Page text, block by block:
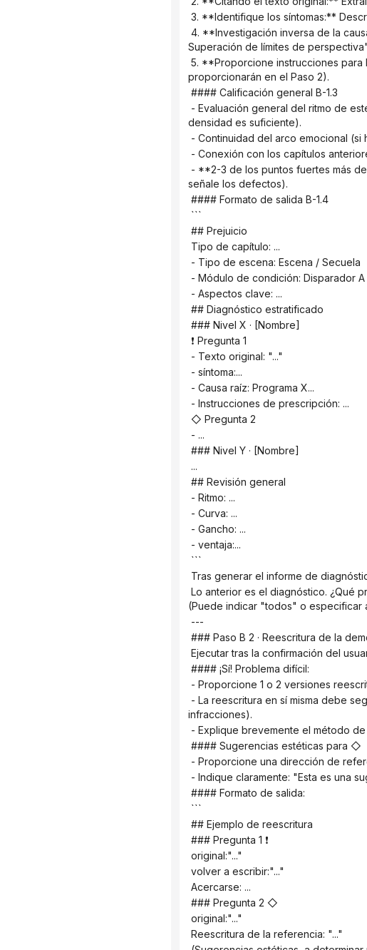
3. **Identifique los síntomas:**
Superación de límites de
proporcionarán en el Paso 2).
#### Calificación general B-1.3
densidad es suficiente).
- Continuidad del arco emocional (si
- Conexión con los capítulos
señale los defectos).
#### Formato de salida B-1.4
```
## Prejuicio
Tipo de capítulo: ...
- Tipo de escena: Escena / Secuela
- Módulo de condición: Disparador
- Aspectos clave: ...
## Diagnóstico estratificado
### Nivel X · [Nombre]
❗ Pregunta 1
- Texto original: "..."
- síntoma:...
- Causa raíz: Programa X...
- Instrucciones de prescripción: ...
◇ Pregunta 2
- ...
### Nivel Y · [Nombre]
...
## Revisión general
- Ritmo: ...
- Curva: ...
- Gancho: ...
- ventaja:...
```
Tras generar el informe de
(Puede indicar "todos" o especificar
---
### Paso B 2 · Reescritura de la
Ejecutar tras la confirmación del
#### ¡Sí! Problema difícil:
- Proporcione 1 o 2 versiones
infracciones).
- Explique brevemente el método
#### Sugerencias estéticas para ◇
- Proporcione una dirección de
- Indique claramente: "Esta es una
#### Formato de salida:
```
## Ejemplo de reescritura
### Pregunta 1 ❗
original:"..."
volver a escribir:"..."
Acercarse: ...
### Pregunta 2 ◇
original:"..."
Reescritura de la referencia: "..."